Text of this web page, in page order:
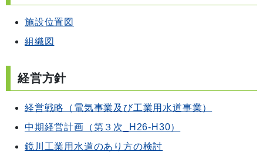
施設位置図
組織図
経営方針
経営戦略（電気事業及び工業用水道事業）
中期経営計画（第３次_H26-H30）
鏡川工業用水道のあり方の検討